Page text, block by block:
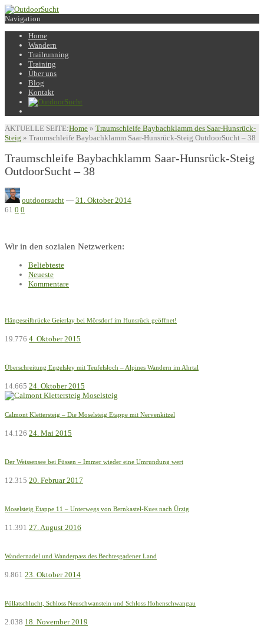
Navigation
Home
Wandern
Trailrunning
Training
Über uns
Blog
Kontakt
AKTUELLE SEITE:Home » Traumschleife Baybachklamm des Saar-Hunsrück-
Steig » Traumschleife Baybachklamm Saar-Hunsrück-Steig OutdoorSucht – 38
Traumschleife Baybachklamm Saar-Hunsrück-Steig
OutdoorSucht – 38
outdoorsucht — 31. Oktober 2014
61 0 0
Wir in den sozialen Netzwerken:
Beliebteste
Neueste
Kommentare
Hängeseilbrücke Geierlay bei Mörsdorf im Hunsrück geöffnet!
19.776 4. Oktober 2015
Überschreitung Engelsley mit Teufelsloch – Alpines Wandern im Ahrtal
14.665 24. Oktober 2015
Calmont Klettersteig – Die Moselsteig Etappe mit Nervenkitzel
14.126 24. Mai 2015
Der Weissensee bei Füssen – Immer wieder eine Umrundung wert
12.315 20. Februar 2017
Moselsteig Etappe 11 – Unterwegs von Bernkastel-Kues nach Ürzig
11.391 27. August 2016
Wandernadel und Wanderpass des Bechtesgadener Land
9.861 23. Oktober 2014
Pöllatschlucht, Schloss Neuschwanstein und Schloss Hohenschwangau
2.038 18. November 2019